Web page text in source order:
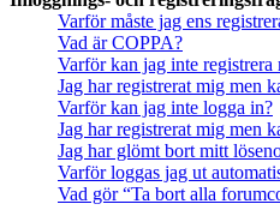
Varför måste jag ens
Vad är COPPA?
Varför kan jag inte registrera
Jag har registrerat mig men
Varför kan jag inte logga in?
Jag har registrerat mig men
Jag har glömt bort mitt
Varför loggas jag ut
Vad gör “Ta bort alla